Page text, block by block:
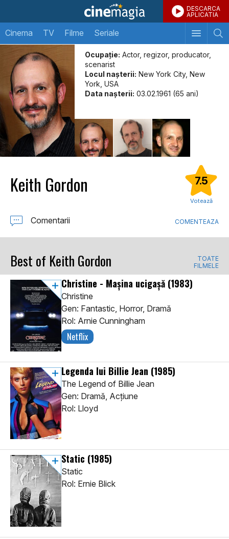
DESCARCA
APLICATIA
Cinema TV Filme Seriale
Ocupație: Actor, regizor, producator,
scenarist
Locul naşterii: New York City, New
York, USA
Data naşterii: 03.02.1961 (65 ani)
Keith Gordon 7.5
Votează
Comentarii COMENTEAZA
Best of Keith Gordon
TOATE
FILMELE
Christine - Mașina ucigașă (1983)
Christine
Gen: Fantastic, Horror, Dramă
Rol: Arnie Cunningham
Netflix
Legenda lui Billie Jean (1985)
The Legend of Billie Jean
Gen: Dramă, Acţiune
Rol: Lloyd
Static (1985)
Static
Rol: Ernie Blick